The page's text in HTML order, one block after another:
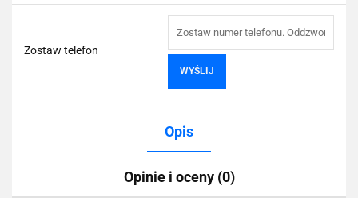
Zostaw telefon
WYŚLIJ
Opis
Opinie i oceny (0)